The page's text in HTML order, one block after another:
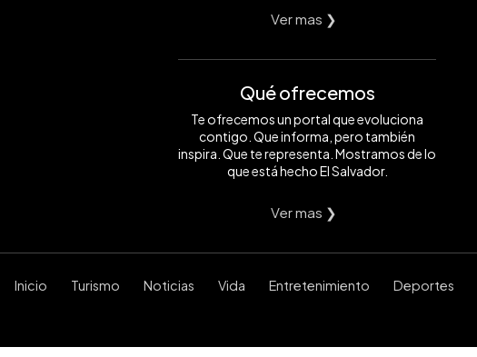
Ver mas ❯
Qué ofrecemos
Te ofrecemos un portal que evoluciona
contigo. Que informa, pero también
inspira. Que te representa. Mostramos de lo
que está hecho El Salvador.
Ver mas ❯
Inicio Turismo Noticias Vida Entretenimiento Deportes